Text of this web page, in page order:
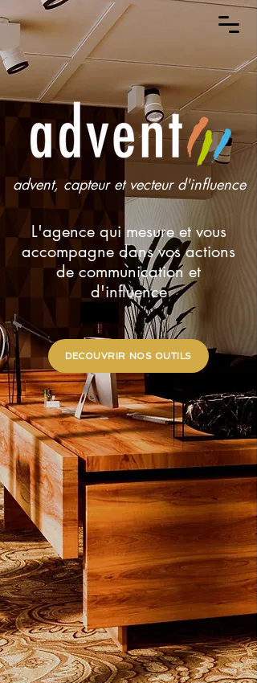
advent, capteur et vecteur d'influence
L'agence qui mesure et vous
accompagne dans vos actions
de communication et
d'influence
DECOUVRIR NOS OUTILS